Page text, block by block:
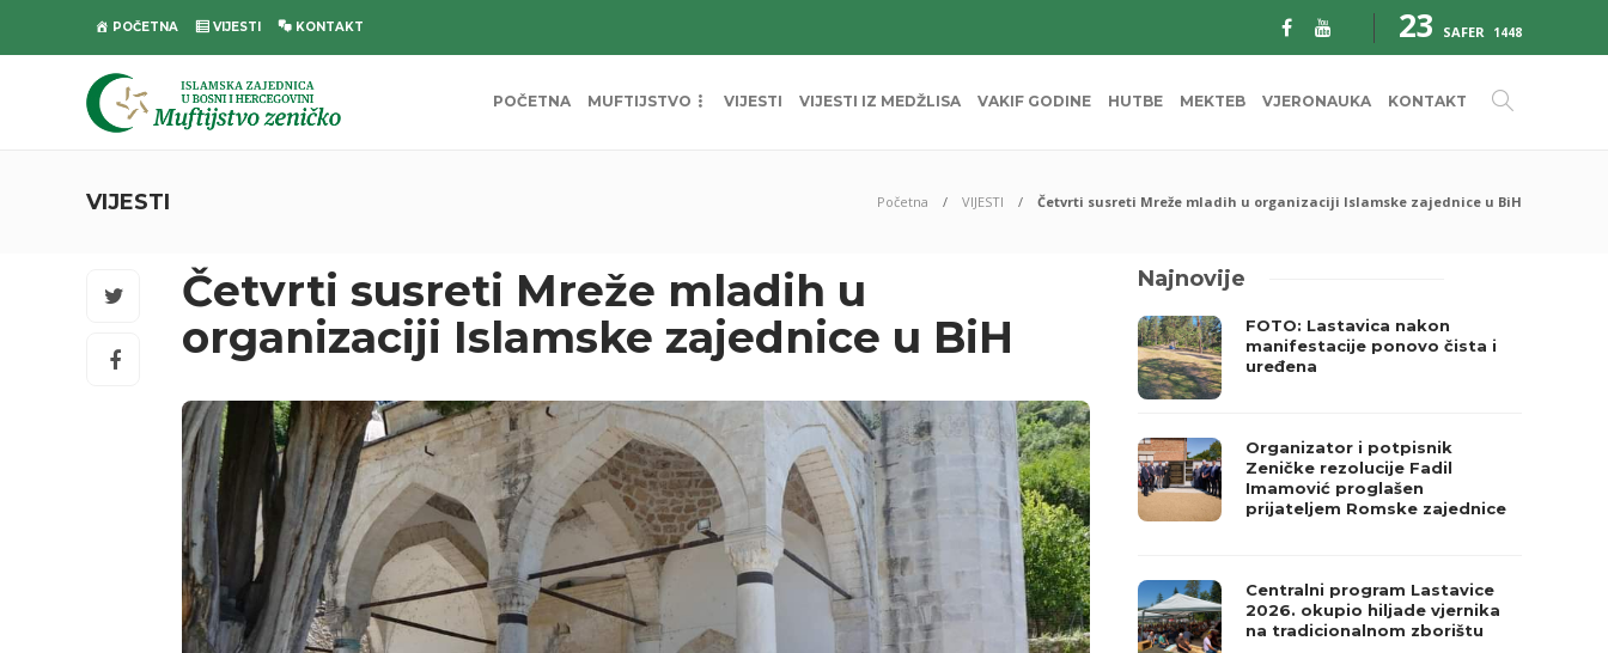
POČETNA VIJESTI KONTAKT 23 SAFER 1448
POČETNA MUFTIJSTVO VIJESTI VIJESTI IZ MEDŽLISA VAKIF GODINE HUTBE MEKTEB VJERONAUKA KONTAKT
VIJESTI Početna VIJESTI Četvrti susreti Mreže mladih u organizaciji Islamske zajednice u BiH
Četvrti susreti Mreže mladih u
organizaciji Islamske zajednice u BiH
Najnovije
FOTO: Lastavica nakon
manifestacije ponovo čista i
uređena
Organizator i potpisnik
Zeničke rezolucije Fadil
Imamović proglašen
prijateljem Romske zajednice
Centralni program Lastavice
2026. okupio hiljade vjernika
na tradicionalnom zborištu